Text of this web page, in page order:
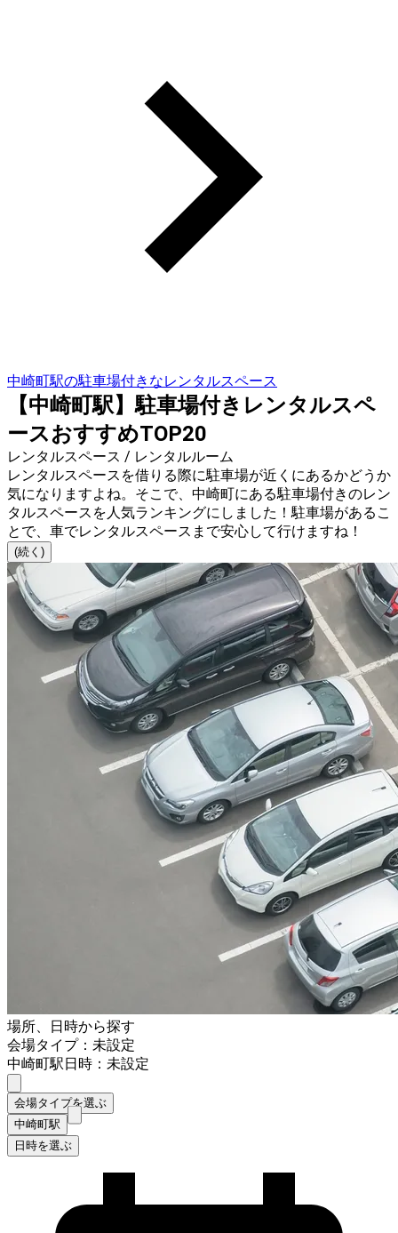
中崎町駅の駐車場付きなレンタルスペース
【中崎町駅】駐車場付きレンタルスペ
ースおすすめTOP20
レンタルスペース / レンタルルーム
レンタルスペースを借りる際に駐車場が近くにあるかどうか
気になりますよね。そこで、中崎町にある駐車場付きのレン
タルスペースを人気ランキングにしました！駐車場があるこ
とで、車でレンタルスペースまで安心して行けますね！
(続く)
場所、日時から探す
会場タイプ：未設定
中崎町駅日時：未設定
会場タイプを選ぶ
中崎町駅
日時を選ぶ